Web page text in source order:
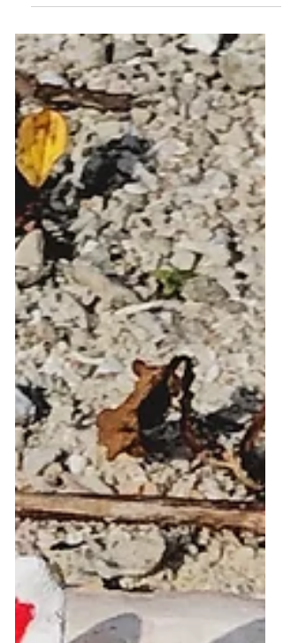
パイナップルシーサー🍍
素敵な絵付けをしてくださったお客様♡陶器の屋根
に文字を書いて、これは絶対家に飾ると素敵になる
こと間違いなし🌈 #沖縄 #伝統工芸に挑戦 #パイナッ
プル #ビーチ #アトリエ43 #沖縄旅行 #ペアシーサー
#イエロー #陶器シーサー #okinawa #okinawa ...